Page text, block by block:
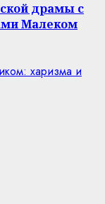
драмы с
Малеком
харизма и